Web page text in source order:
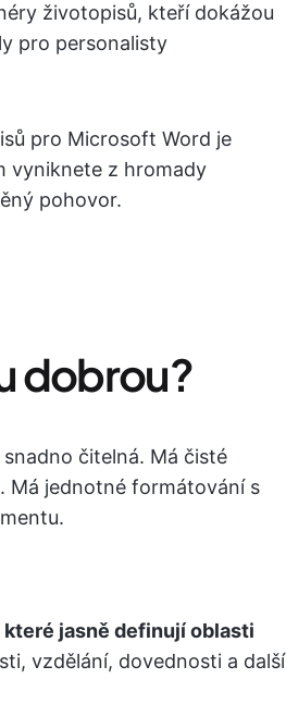
životopisů, kteří dokážou
pro personalisty
pro Microsoft Word je
vyniknete z hromady
pohovor.
dobrou?
čitelná. Má čisté
Má jednotné formátování s
jasně definují oblasti
vzdělání, dovednosti a další